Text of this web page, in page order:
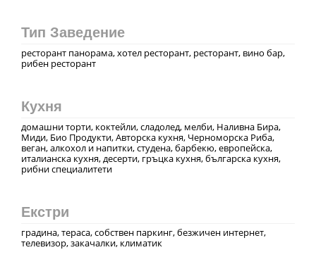
Тип Заведение
ресторант панорама, хотел ресторант, ресторант, вино бар,
рибен ресторант
Кухня
домашни торти, коктейли, сладолед, мелби, Наливна Бира,
Миди, Био Продукти, Авторска кухня, Черноморска Риба,
веган, алкохол и напитки, студена, барбекю, европейска,
италианска кухня, десерти, гръцка кухня, българска кухня,
рибни специалитети
Екстри
градина, тераса, собствен паркинг, безжичен интернет,
телевизор, закачалки, климатик